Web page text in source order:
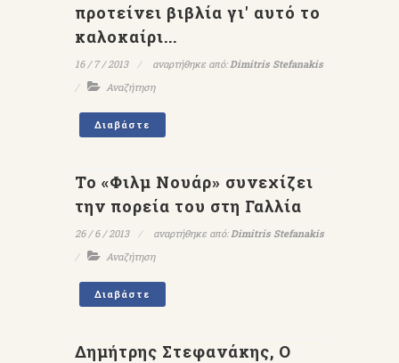
προτείνει βιβλία γι' αυτό το
καλοκαίρι...
16 / 7 / 2013 αναρτήθηκε από:Dimitris Stefanakis
Αναζήτηση
Διαβάστε
Το «Φιλμ Νουάρ» συνεχίζει
την πορεία του στη Γαλλία
26 / 6 / 2013 αναρτήθηκε από:Dimitris Stefanakis
Αναζήτηση
Διαβάστε
Δημήτρης Στεφανάκης, Ο